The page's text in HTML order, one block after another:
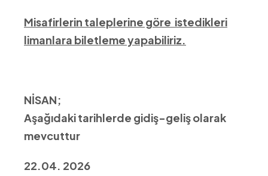
Misafirlerin taleplerine göre istedikleri
limanlara biletleme yapabiliriz.
NİSAN;
Aşağıdaki tarihlerde gidiş-geliş olarak
mevcuttur
22.04. 2026